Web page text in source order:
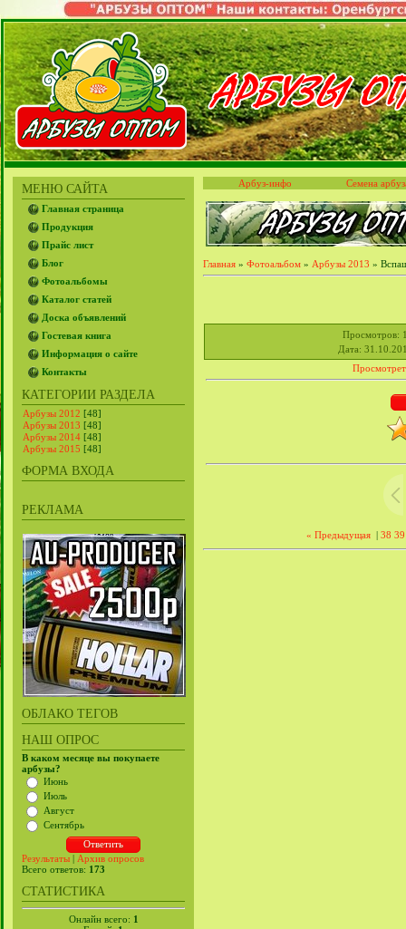
МЕНЮ САЙТА
Главная страница
Продукция
Прайс лист
Блог
Фотоальбомы
Каталог статей
Доска объявлений
Гостевая книга
Информация о сайте
Контакты
КАТЕГОРИИ РАЗДЕЛА
Арбузы 2012 [48]
Арбузы 2013 [48]
Арбузы 2014 [48]
Арбузы 2015 [48]
ФОРМА ВХОДА
РЕКЛАМА
ОБЛАКО ТЕГОВ
НАШ ОПРОС
В каком месяце вы покупаете
арбузы?
Июнь
Июль
Август
Сентябрь
Результаты | Архив опросов
Всего ответов: 173
СТАТИСТИКА
Онлайн всего: 1
Арбуз-инфо Семена
Главная » Фотоальбом » Арбузы 2013 »
Просмотров:
Дата:
« Предыдущая | 38 39